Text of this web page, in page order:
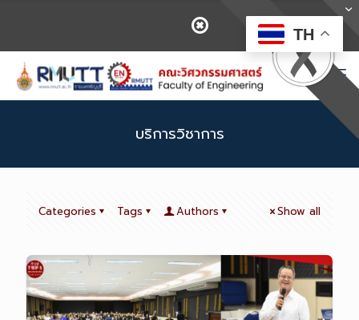
บริการวิชาการ
Categories Tags Authors Show all
TH